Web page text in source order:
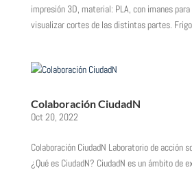
impresión 3D, material: PLA, con imanes
visualizar cortes de las distintas partes.
Colaboración CiudadN
Oct 20, 2022
Colaboración CiudadN Laboratorio de acción
¿Qué es CiudadN? CiudadN es un ámbito de